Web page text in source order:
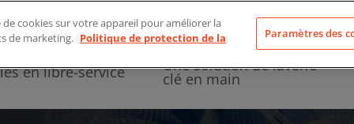
À propos de nous
en libre-service Une solution de laverie
clé en main
de cookies sur votre appareil pour améliorer la
de marketing. Politique de protection de la
Paramètres des